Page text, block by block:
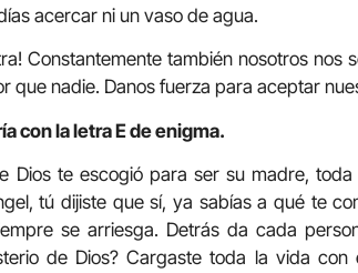
acercar ni un vaso de agua.
Constantemente también nosotros nos
que nadie. Danos fuerza para aceptar
con la letra E de enigma.
Dios te escogió para ser su madre,
tú dijiste que sí, ya sabías a qué te
se arriesga. Detrás da cada
de Dios? Cargaste toda la vida con